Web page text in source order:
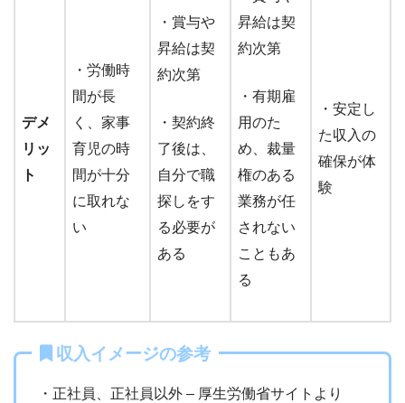
デメ
リッ
ト
・労働時
間が長
く、家事
育児の時
間が十分
に取れな
い
・賞与や
昇給は契
約次第
・契約終
了後は、
自分で職
探しをす
る必要が
ある
昇給は契
約次第
・有期雇
用のた
め、裁量
権のある
業務が任
されない
こともあ
る
・安定し
た収入の
確保が体
験
収入イメージの参考
・正社員、正社員以外 – 厚生労働省サイトより